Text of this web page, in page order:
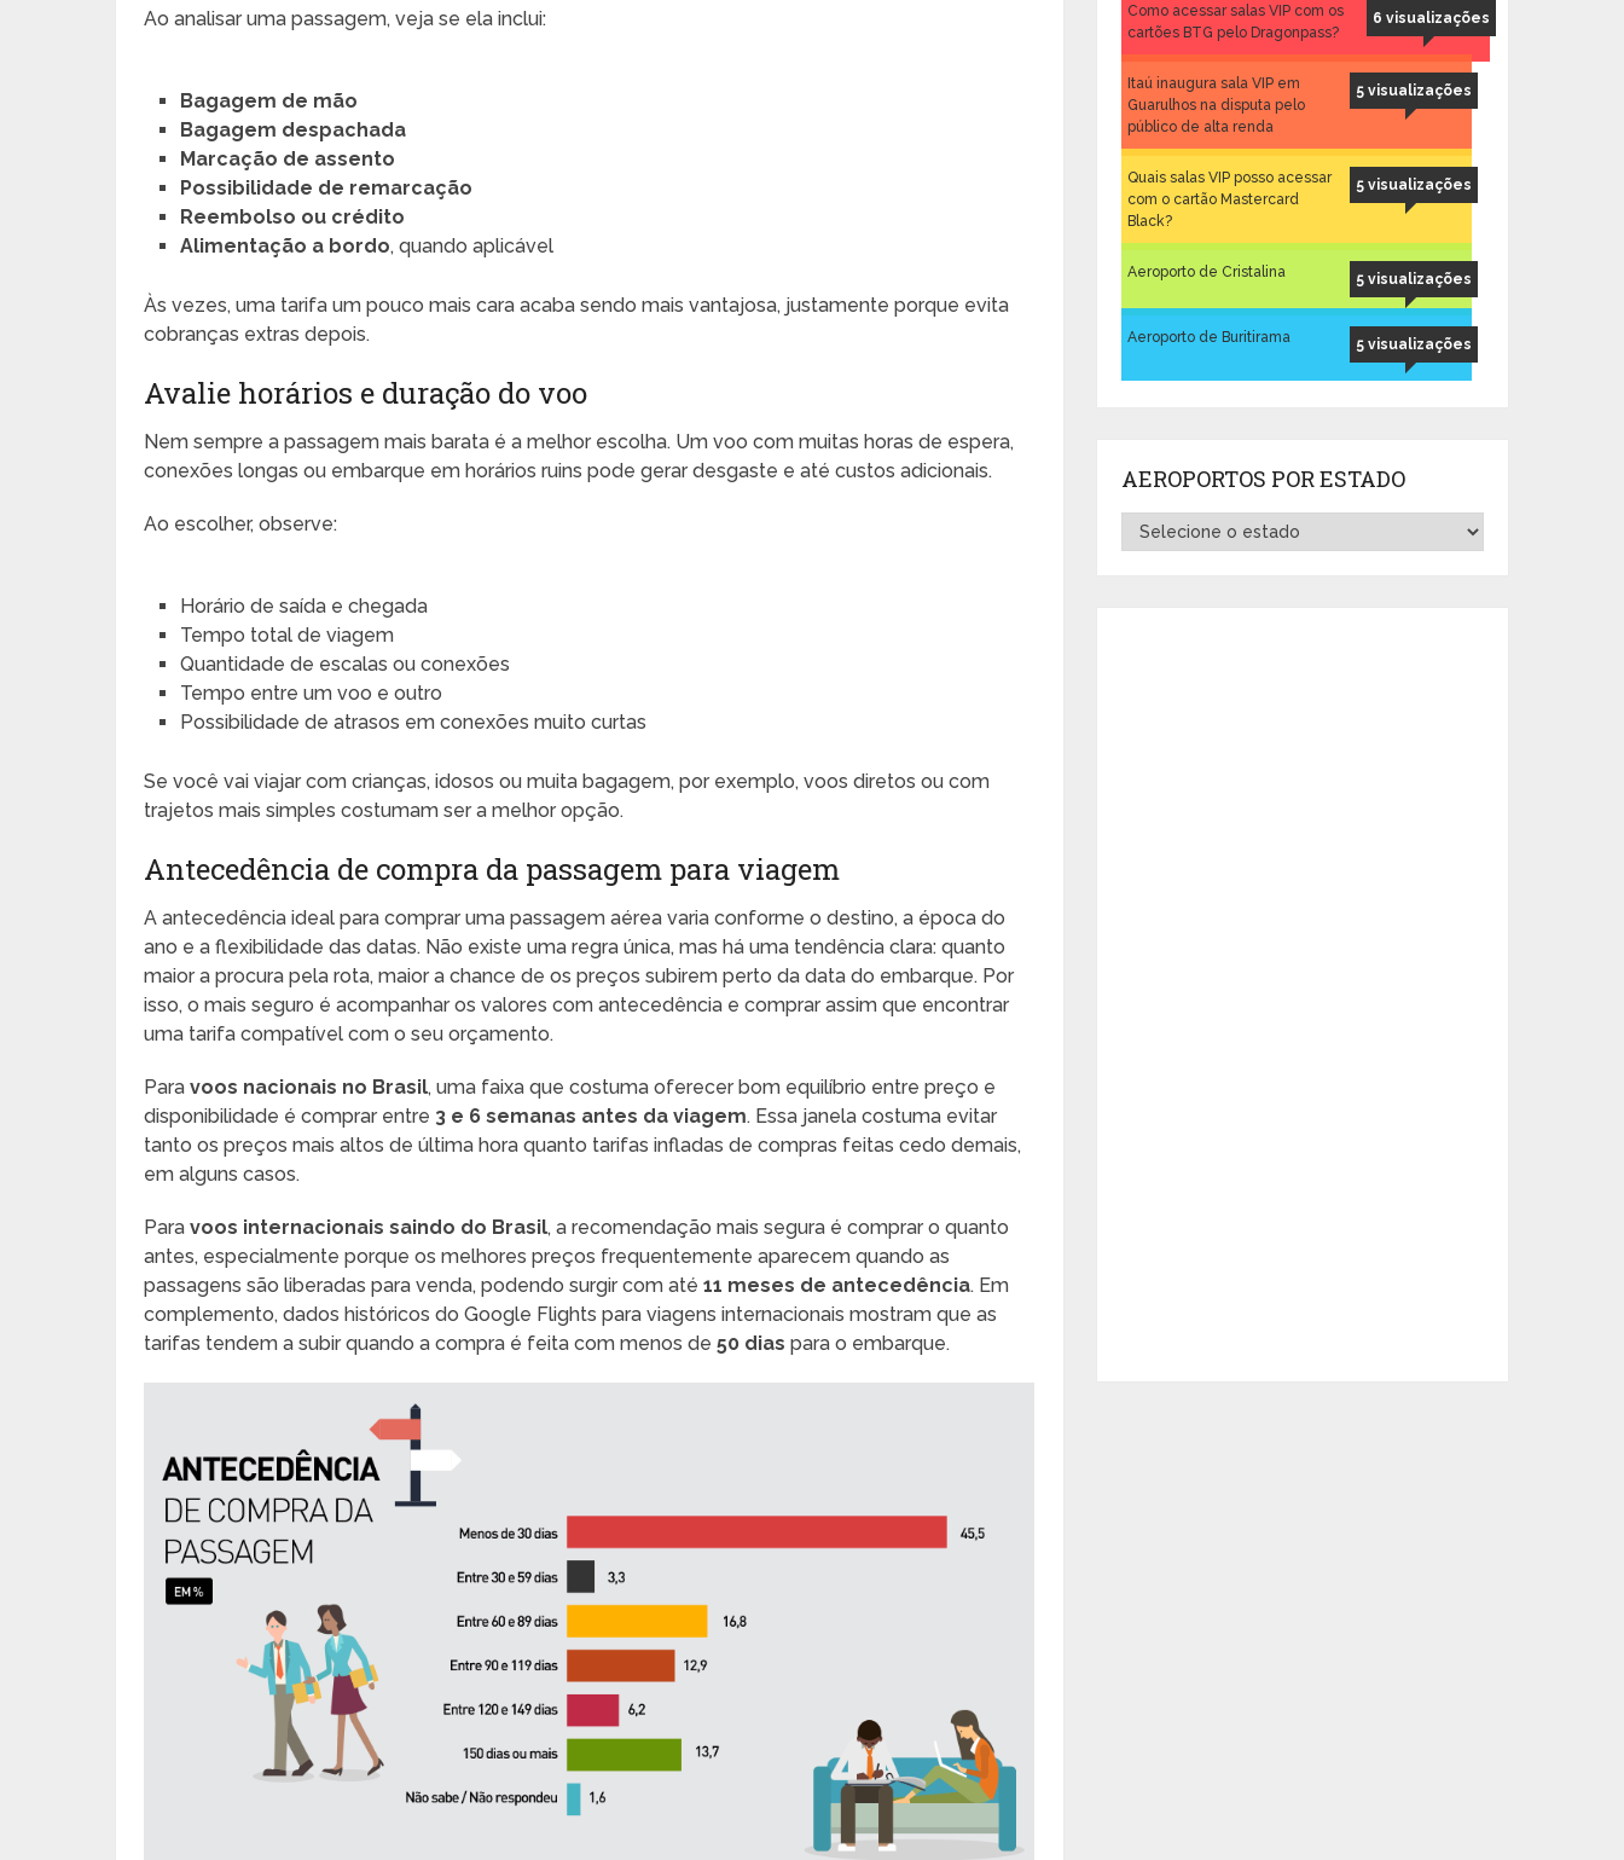
Ao analisar uma passagem, veja se ela inclui:
Bagagem de mão
Bagagem despachada
Marcação de assento
Possibilidade de remarcação
Reembolso ou crédito
Alimentação a bordo, quando aplicável
Às vezes, uma tarifa um pouco mais cara acaba sendo mais vantajosa, justamente porque evita
cobranças extras depois.
Avalie horários e duração do voo
Nem sempre a passagem mais barata é a melhor escolha. Um voo com muitas horas de espera,
conexões longas ou embarque em horários ruins pode gerar desgaste e até custos adicionais.
Ao escolher, observe:
Horário de saída e chegada
Tempo total de viagem
Quantidade de escalas ou conexões
Tempo entre um voo e outro
Possibilidade de atrasos em conexões muito curtas
Se você vai viajar com crianças, idosos ou muita bagagem, por exemplo, voos diretos ou com
trajetos mais simples costumam ser a melhor opção.
Antecedência de compra da passagem para viagem
A antecedência ideal para comprar uma passagem aérea varia conforme o destino, a época do
ano e a flexibilidade das datas. Não existe uma regra única, mas há uma tendência clara: quanto
maior a procura pela rota, maior a chance de os preços subirem perto da data do embarque. Por
isso, o mais seguro é acompanhar os valores com antecedência e comprar assim que encontrar
uma tarifa compatível com o seu orçamento.
Paravoos nacionais no Brasil, uma faixa que costuma oferecer bom equilíbrio entre preço e
disponibilidade é comprar entre 3 e 6 semanas antes da viagem. Essa janela costuma evitar
tanto os preços mais altos de última hora quanto tarifas infladas de compras feitas cedo demais,
em alguns casos.
Paravoos internacionais saindo do Brasil, a recomendação mais segura é comprar o quanto
antes, especialmente porque os melhores preços frequentemente aparecem quando as
passagens são liberadas para venda, podendo surgir com até11 meses de antecedência. Em
complemento, dados históricos do Google Flights para viagens internacionais mostram que as
tarifas tendem a subir quando a compra é feita com menos de50 dias para o embarque.
6 visualizações
Como acessar salas VIP com os
cartões BTG pelo Dragonpass?
5 visualizações
Itaú inaugura sala VIP em
Guarulhos na disputa pelo
público de alta renda
5 visualizações
Quais salas VIP posso acessar
com o cartão Mastercard
Black?
5 visualizações
Aeroporto de Cristalina
5 visualizações
Aeroporto de Buritirama
AEROPORTOS POR ESTADO
Aeroportos
por